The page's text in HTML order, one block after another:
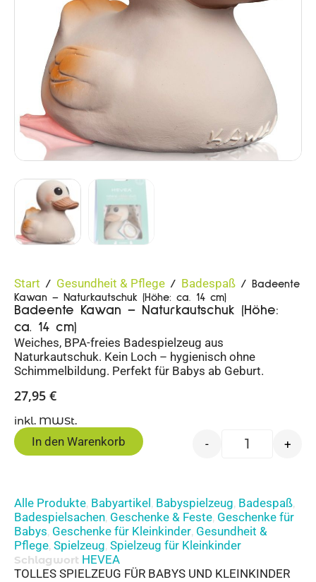
Start / Gesundheit & Pflege / Badespaß / Badeente
Kawan – Naturkautschuk (Höhe: ca. 14 cm)
Badeente Kawan – Naturkautschuk (Höhe:
ca. 14 cm)
Weiches, BPA-freies Badespielzeug aus
Naturkautschuk. Kein Loch – hygienisch ohne
Schimmelbildung. Perfekt für Babys ab Geburt.
27,95 €
inkl. MWSt.
- +
In den Warenkorb
Alle Produkte, Babyartikel , Babyspielzeug, Badespaß,
Badespielsachen, Geschenke & Feste, Geschenke für
Babys, Geschenke für Kleinkinder, Gesundheit &
Pflege, Spielzeug, Spielzeug für Kleinkinder
Schlagwort HEVEA
TOLLES SPIELZEUG FÜR BABYS UND KLEINKINDER